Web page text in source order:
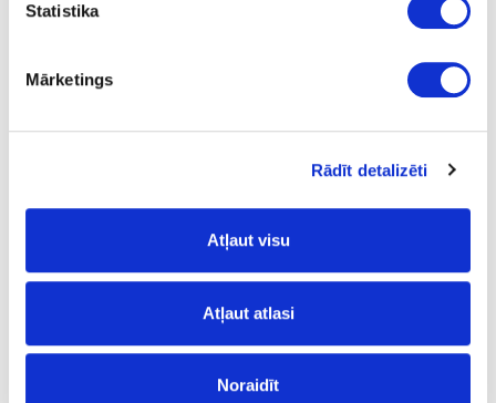
Statistika
Mārketings
Rādīt detalizēti
Atļaut visu
Atļaut atlasi
Noraidīt
38
28.58
Surface structure: